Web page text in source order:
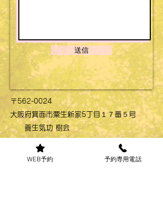
送信
〒562-0024
大阪府箕面市粟生新家5丁目１７番５号
養生気功 樹会
✉ qigong.itsuki@gmail.com
​℡090-8125-5028
WEB予約 予約専用電話